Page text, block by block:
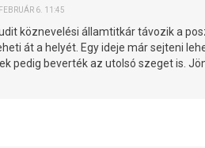
6. 11:45
köznevelési államtitkár távozik a
át a helyét. Egy ideje már sejteni
pedig beverték az utolsó szeget is.